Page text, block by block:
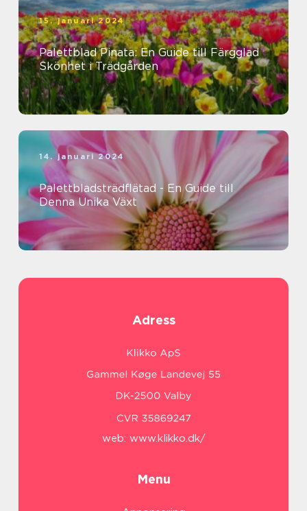
15. januari 2024
Palettblad Pinata: En Guide till Färgglad
Skönhet i Trädgården
14. januari 2024
Palettbladsträdflätad - En Guide till
Denna Unika Växt
Adress
web: www.klikko.dk/
Menu